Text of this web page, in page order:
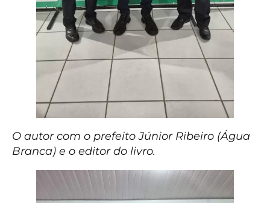
O autor com o prefeito Júnior Ribeiro (Água
Branca) e o editor do livro.